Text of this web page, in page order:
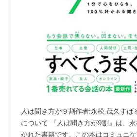
人は聞き方が９割作者:永松 茂久すば
について 『人は聞き方が9割』は、
かれた書籍です。この本はコミュニ